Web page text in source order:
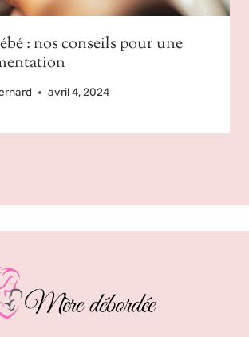
: nos conseils pour une
avril 4, 2024